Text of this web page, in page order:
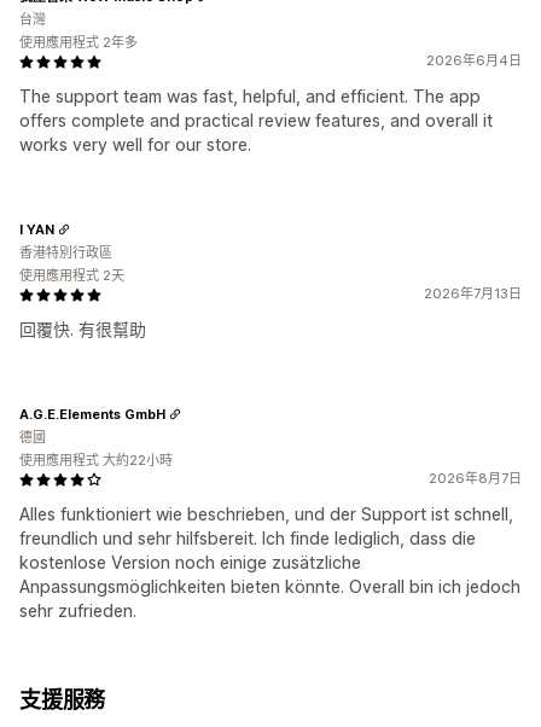
2026年6月4日
The support team was fast, helpful, and efficient. The app
offers complete and practical review features, and overall it
works very well for our store.
台灣
使用應用程式 2年多
2026年7月13日
回覆快. 有很幫助
I YAN
香港特別行政區
使用應用程式 2天
2026年8月7日
Alles funktioniert wie beschrieben, und der Support ist schnell,
freundlich und sehr hilfsbereit. Ich finde lediglich, dass die
kostenlose Version noch einige zusätzliche
Anpassungsmöglichkeiten bieten könnte. Overall bin ich jedoch
sehr zufrieden.
A.G.E.Elements GmbH
德國
使用應用程式 大約22小時
支援服務